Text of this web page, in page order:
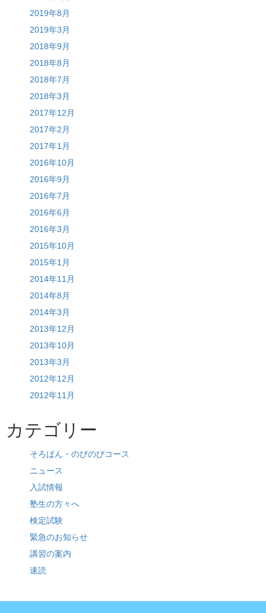
2019年8月
2019年3月
2018年9月
2018年8月
2018年7月
2018年3月
2017年12月
2017年2月
2017年1月
2016年10月
2016年9月
2016年7月
2016年6月
2016年3月
2015年10月
2015年1月
2014年11月
2014年8月
2014年3月
2013年12月
2013年10月
2013年3月
2012年12月
2012年11月
カテゴリー
そろばん・のびのびコース
ニュース
入試情報
塾生の方々へ
検定試験
緊急のお知らせ
講習の案内
速読